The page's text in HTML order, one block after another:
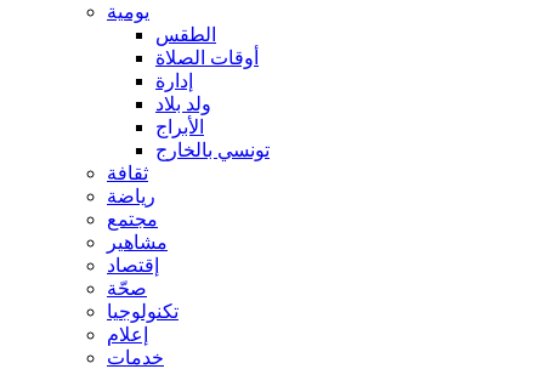
يومية
الطقس
أوقات الصلاة
إدارة
ولد بلاد
الأبراج
تونسي بالخارج
ثقافة
رياضة
مجتمع
مشاهير
إقتصاد
صحّة
تكنولوجيا
إعلام
خدمات